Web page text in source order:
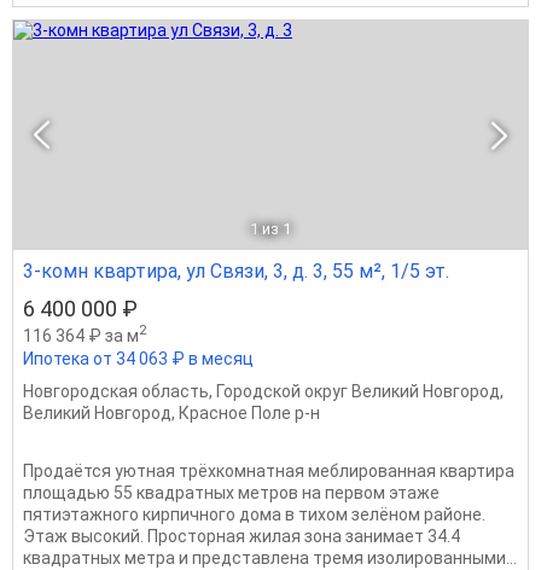
1 из 1
3-комн квартира, ул Связи, 3, д. 3, 55 м², 1/5 эт.
6 400 000 ₽
116 364 ₽ за м2
Ипотека от 34 063 ₽ в месяц
Новгородская область, Городской округ Великий Новгород,
Великий Новгород, Красное Поле р-н
Продаётся уютная трёхкомнатная меблированная квартира
площадью 55 квадратных метров на первом этаже
пятиэтажного кирпичного дома в тихом зелёном районе.
Этаж высокий. Просторная жилая зона занимает 34.4
квадратных метра и представлена тремя изолированными...